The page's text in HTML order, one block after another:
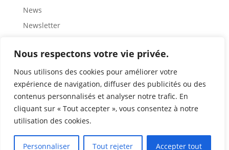
Nous respectons votre vie privée.
Nous utilisons des cookies pour améliorer votre
expérience de navigation, diffuser des publicités ou des
contenus personnalisés et analyser notre trafic. En
cliquant sur « Tout accepter », vous consentez à notre
utilisation des cookies.
Personnaliser Tout rejeter Accepter tout
News
Newsletter
Rencontre
Représentation
Ressources
Retour d'expérience
Role modèles